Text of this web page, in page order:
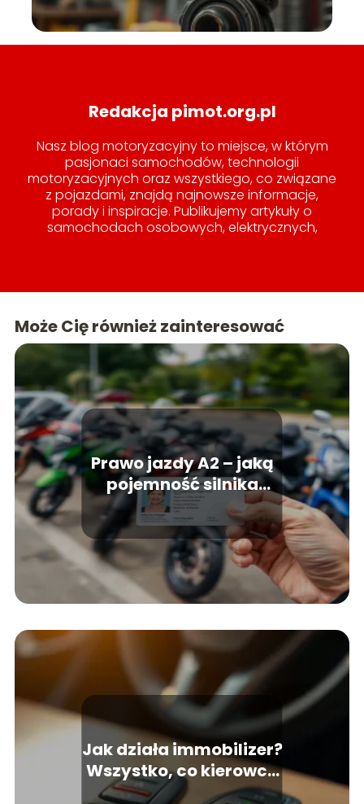
Redakcja pimot.org.pl
Nasz blog motoryzacyjny to miejsce, w którym
pasjonaci samochodów, technologii
motoryzacyjnych oraz wszystkiego, co związane
z pojazdami, znajdą najnowsze informacje,
porady i inspiracje. Publikujemy artykuły o
samochodach osobowych, elektrycznych,
o samochodach, porównań modeli, testów, jak
eksploatacji, naprawy, tuningu i utrzymania
pojazdów.
Może Cię również zainteresować
Prawo jazdy A2 – jaką
pojemność silnika
można kierować?
Jak działa immobilizer?
Wszystko, co kierowca
powinien wiedzieć